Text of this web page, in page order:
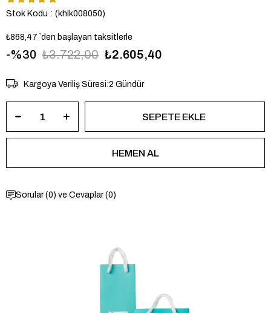
Stok Kodu (khlk008050)
₺868,47 `den başlayan taksitlerle
30 ₺3.722,00 ₺2.605,40
Kargoya Veriliş Süresi:2 Gündür
Sorular (0) ve Cevaplar (0)